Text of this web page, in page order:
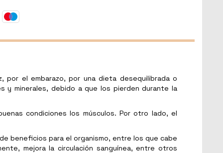
el embarazo, por una dieta desequilibrada o
minerales, debido a que los pierden durante la
condiciones los músculos. Por otro lado, el
beneficios para el organismo, entre los que cabe
mejora la circulación sanguínea, entre otros